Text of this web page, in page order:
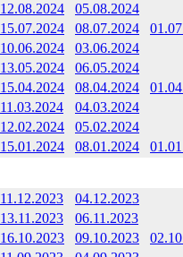
12.08.2024
05.08.2024
15.07.2024 08.07.2024
10.06.2024
03.06.2024
13.05.2024
06.05.2024
15.04.2024 08.04.2024
11.03.2024
04.03.2024
12.02.2024
05.02.2024
15.01.2024 08.01.2024
11.12.2023
04.12.2023
13.11.2023
06.11.2023
16.10.2023 09.10.2023